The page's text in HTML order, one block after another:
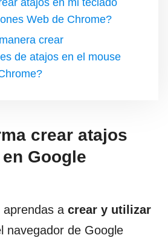
atajos en mi teclado
Web de Chrome?
crear
de atajos en el mouse
crear atajos
Google
aprendas a crear y utilizar
navegador de Google